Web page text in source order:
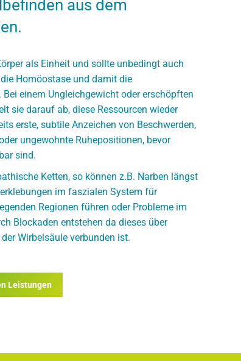
aus dem
als Einheit und sollte unbedingt auch
Homöostase und damit die
einem Ungleichgewicht oder erschöpften
sie darauf ab, diese Ressourcen wieder
erste, subtile Anzeichen von Beschwerden,
ungewohnte Ruhepositionen, bevor
sind.
Ketten, so können z.B. Narben längst
im faszialen System für
Regionen führen oder Probleme im
Blockaden entstehen da dieses über
Wirbelsäule verbunden ist.
Leistungen